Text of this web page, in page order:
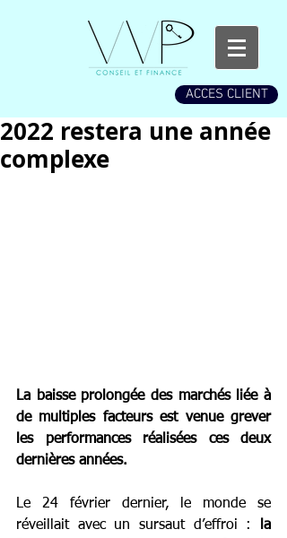
ACCES CLIENT
2022 restera une année
complexe
La baisse prolongée des marchés liée à
de multiples facteurs est venue grever
les performances réalisées ces deux
dernières années.
Le 24 février dernier, le monde se
réveillait avec un sursaut d’effroi :
la